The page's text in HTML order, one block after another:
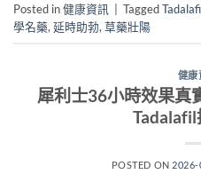
Posted in健康資訊 Tagged
學名藥, 延時助勃, 草藥壯陽
健康
犀利士36小時效果真
POSTED ON